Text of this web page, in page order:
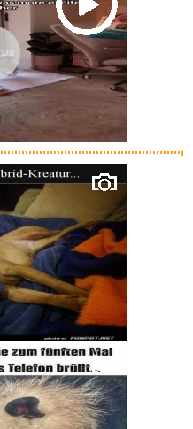
leise Trag...
Anzeige
Halskette und
für Pavil...
Anzeige